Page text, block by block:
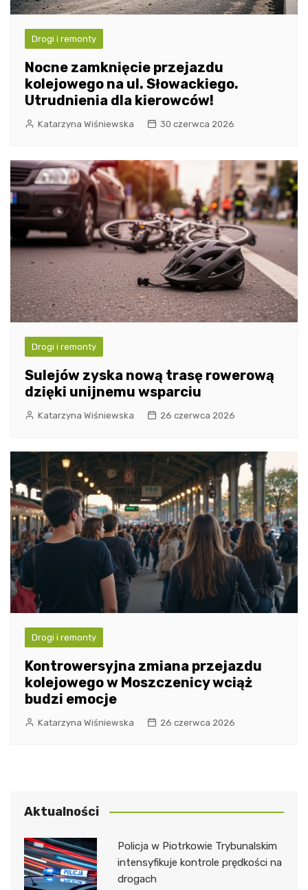
Drogi i remonty
Nocne zamknięcie przejazdu
kolejowego na ul. Słowackiego.
Utrudnienia dla kierowców!
Katarzyna Wiśniewska 30 czerwca 2026
Drogi i remonty
Sulejów zyska nową trasę rowerową
dzięki unijnemu wsparciu
Katarzyna Wiśniewska 26 czerwca 2026
Drogi i remonty
Kontrowersyjna zmiana przejazdu
kolejowego w Moszczenicy wciąż
budzi emocje
Katarzyna Wiśniewska 26 czerwca 2026
Aktualności
Policja w Piotrkowie Trybunalskim
intensyfikuje kontrole prędkości na
drogach